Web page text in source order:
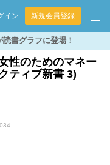
イン 新規会員登録
書グラフに登場！
性のためのマネー
ティブ新書 3)